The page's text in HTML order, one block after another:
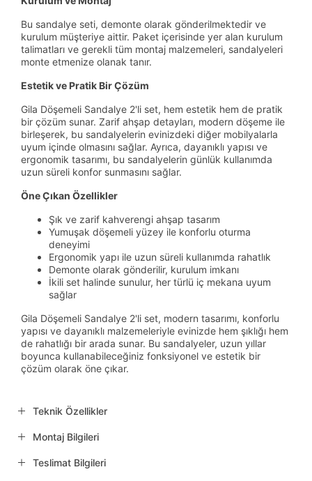
Bu sandalye seti, demonte olarak gönderilmektedir ve
kurulum müşteriye aittir. Paket içerisinde yer alan kurulum
talimatları ve gerekli tüm montaj malzemeleri, sandalyeleri
monte etmenize olanak tanır.
Estetik ve Pratik Bir Çözüm
Gila Döşemeli Sandalye 2'li set, hem estetik hem de pratik
bir çözüm sunar. Zarif ahşap detayları, modern döşeme ile
birleşerek, bu sandalyelerin evinizdeki diğer mobilyalarla
uyum içinde olmasını sağlar. Ayrıca, dayanıklı yapısı ve
ergonomik tasarımı, bu sandalyelerin günlük kullanımda
uzun süreli konfor sunmasını sağlar.
Öne Çıkan Özellikler
Şık ve zarif kahverengi ahşap tasarım
Yumuşak döşemeli yüzey ile konforlu oturma
deneyimi
Ergonomik yapı ile uzun süreli kullanımda rahatlık
Demonte olarak gönderilir, kurulum imkanı
İkili set halinde sunulur, her türlü iç mekana uyum
sağlar
Gila Döşemeli Sandalye 2'li set, modern tasarımı, konforlu
yapısı ve dayanıklı malzemeleriyle evinizde hem şıklığı hem
de rahatlığı bir arada sunar. Bu sandalyeler, uzun yıllar
boyunca kullanabileceğiniz fonksiyonel ve estetik bir
çözüm olarak öne çıkar.
Teknik Özellikler
Montaj Bilgileri
Teslimat Bilgileri